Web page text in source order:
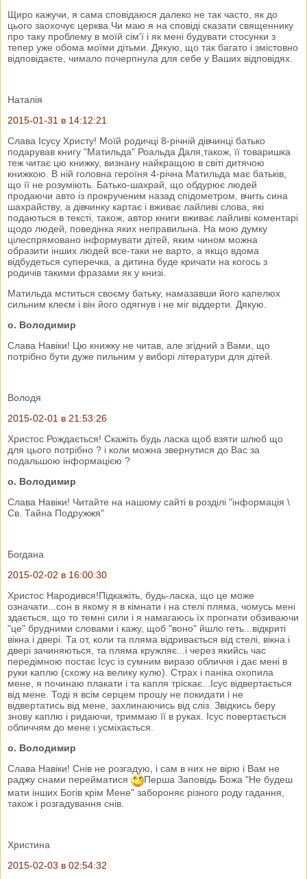
Щиро кажучи, я сама сповідаюся далеко не так часто, як до
цього заохочує церква.Чи маю я на сповіді сказати священнику
про таку проблему в моїй сім'ї і як мені будувати стосунки з
тепер уже обома моїми дітьми. Дякую, що так багато і змістовно
відповідаєте, чимало почерпнула для себе у Ваших відповідях.
Наталія
2015-01-31 в 14:12:21
Слава Ісусу Христу! Моїй родичці 8-річній дівчинці батько
подарував книгу "Матильда" Роальда Даля,також, її товаришка
теж читає цю книжку, визнану найкращою в світі дитячою
книжкою. В ній головна героїня 4-річна Матильда має батьків,
що її не розуміють. Батько-шахрай, що обдурює людей
продаючи авто із прокрученим назад спідометром, вчить сина
шахрайству, а дівчинку картає і вживає лайливі слова, які
подаються в тексті, також, автор книги вживає лайливі коментарі
щодо людей, поведінка яких неправильна. На мою думку
цілеспрямовано інформувати дітей, яким чином можна
образити інших людей все-таки не варто, а якщо вдома
відбудеться суперечка, а дитина буде кричати на когось з
родичів такими фразами як у книзі.
Матильда мститься своєму батьку, намазавши його капелюх
сильним клеєм і він його одягнув і не міг віддерти. Дякую.
о. Володимир
Слава Навіки! Цю книжку не читав, але згідний з Вами, що
потрібно бути дуже пильним у виборі літератури для дітей.
Володя
2015-02-01 в 21:53:26
Христос Рождається! Скажіть будь ласка щоб взяти шлюб що
для цього потрібно ? і коли можна звернутися до Вас за
подальшою інформацією ?
о. Володимир
Слава Навіки! Читайте на нашому сайті в розділі "інформація \
Св. Тайна Подружжя"
Богдана
2015-02-02 в 16:00:30
Христос Народився!Підкажіть, будь-ласка, що це може
означати...сон в якому я в кімнати і на стелі пляма, чомусь мені
здається, що то темні сили і я намагаюсь їх прогнати обзиваючи
"це" брудними словами і кажу, щоб "воно" йшло геть...відкриті
вікна і двері. Та от, коли та пляма відривається від стелі, вікна і
двері зачиняються, та пляма кружляє...і через якийсь час
передімною постає Ісус із сумним виразо обличчя і дає мені в
руки каплю (схожу на велику кулю). Страх і паніка охопила
мене, я починаю плакати і та капля тріскає...Ісус відвертається
від мене. Тоді я всім серцем прошу не покидати і не
відвертатись від мене, захлинаючись від сліз. Звідкись беру
знову каплю і ридаючи, триммаю її в руках. Ісус повертається
обличчям до мене і усміхається.
о. Володимир
Слава Навіки! Снів не розгадую, і сам в них не вірю і Вам не
раджу снами перейматися
Перша Заповідь Божа "Не будеш
мати інших Богів крім Мене" забороняє різного роду гадання,
також і розгадування снів.
Христина
2015-02-03 в 02:54:32